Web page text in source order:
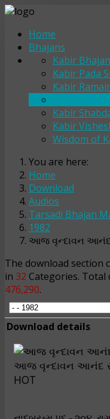
Home
Bhajans
Kabir
Kabir Pada
Kabir
Kabir
Kabir
Wisdom of
You are here:
Home
Download
Audios
Tarsadi Bhajan
1982
આજ વૃન્દાવન આનંદ
The download section
in 32 Categories. Total
476,290.
Download details
આજ વૃન્દાવન આનંદ
HOT